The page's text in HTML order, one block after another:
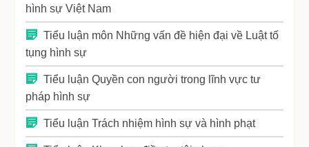
hình sự Việt Nam
Tiểu luận môn Những vấn đề hiện đại về Luật tố
tụng hình sự
Tiểu luận Quyền con người trong lĩnh vực tư
pháp hình sự
Tiểu luận Trách nhiệm hình sự và hình phạt